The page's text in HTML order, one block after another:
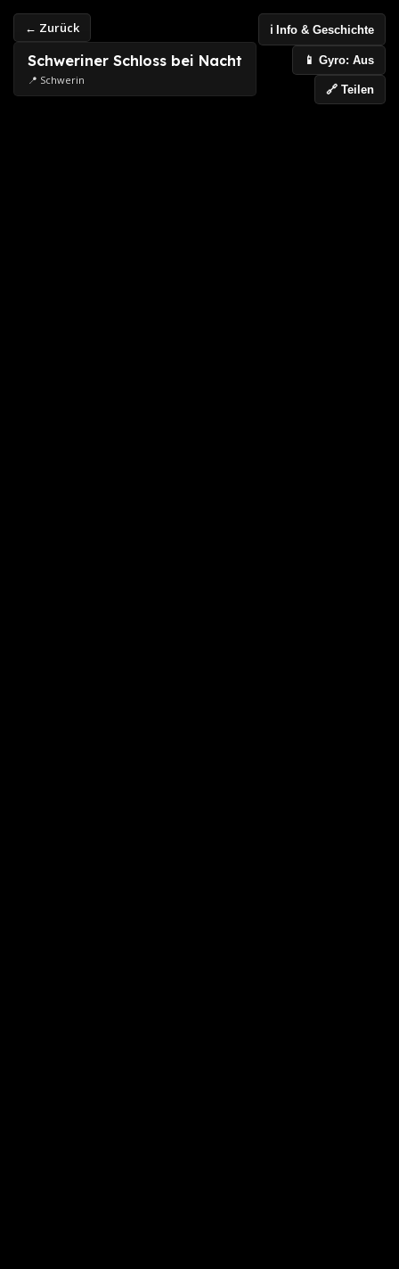
← Zurück
Schweriner Schloss bei Nacht
📍 Schwerin
ℹ️ Info & Geschichte
📱 Gyro: Aus
🔗 Teilen